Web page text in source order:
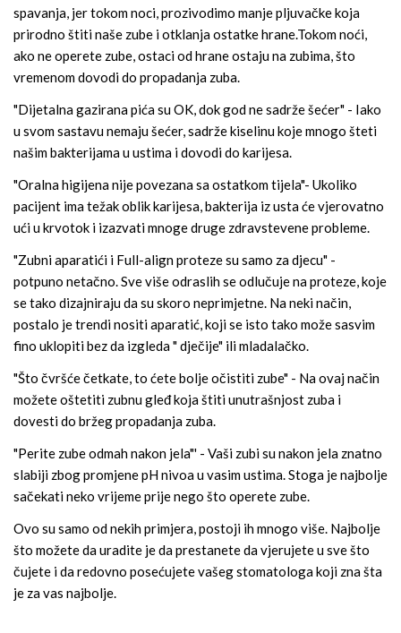
spavanja, jer tokom noci, prozivodimo manje pljuvačke koja
prirodno štiti naše zube i otklanja ostatke hrane.Tokom noći,
ako ne operete zube, ostaci od hrane ostaju na zubima, što
vremenom dovodi do propadanja zuba.
"Dijetalna gazirana pića su OK, dok god ne sadrže šećer" - Iako
u svom sastavu nemaju šećer, sadrže kiselinu koje mnogo šteti
našim bakterijama u ustima i dovodi do karijesa.
"Oralna higijena nije povezana sa ostatkom tijela"- Ukoliko
pacijent ima težak oblik karijesa, bakterija iz usta će vjerovatno
ući u krvotok i izazvati mnoge druge zdravstevene probleme.
"Zubni aparatići i Full-align proteze su samo za djecu" -
potpuno netačno. Sve više odraslih se odlučuje na proteze, koje
se tako dizajniraju da su skoro neprimjetne. Na neki način,
postalo je trendi nositi aparatić, koji se isto tako može sasvim
fino uklopiti bez da izgleda " dječije" ili mladalačko.
"Što čvršće četkate, to ćete bolje očistiti zube" - Na ovaj način
možete oštetiti zubnu gleđ koja štiti unutrašnjost zuba i
dovesti do bržeg propadanja zuba.
"Perite zube odmah nakon jela"' - Vaši zubi su nakon jela znatno
slabiji zbog promjene pH nivoa u vasim ustima. Stoga je najbolje
sačekati neko vrijeme prije nego što operete zube.
Ovo su samo od nekih primjera, postoji ih mnogo više. Najbolje
što možete da uradite je da prestanete da vjerujete u sve što
čujete i da redovno posećujete vašeg stomatologa koji zna šta
je za vas najbolje.